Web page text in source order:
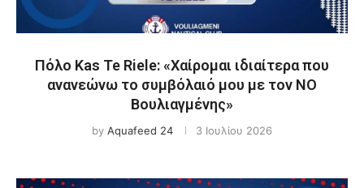
Πόλο Kas Te Riele: «Χαίρομαι ιδιαίτερα που
ανανεώνω το συμβόλαιό μου με τον ΝΟ
Βουλιαγμένης»
by Aquafeed 24 3 Ιουλίου 2026